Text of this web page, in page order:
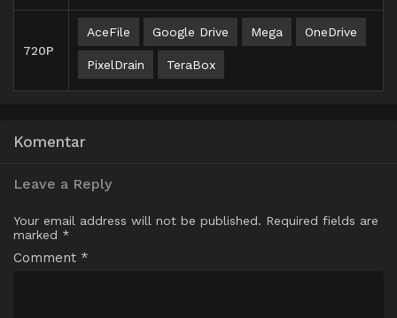
720P
AceFile Google Drive Mega OneDrive
PixelDrain TeraBox
Komentar
Leave a Reply
Your email address will not be published. Required fields are
marked *
Comment *